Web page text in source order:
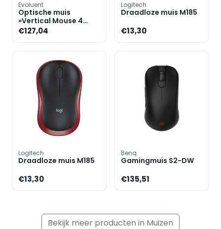
Evoluent
Optische muis
»Vertical Mouse 4
Wireless«
€127,04
Logitech
Draadloze muis M185
€13,30
Logitech
Draadloze muis M185
€13,30
Benq
Gamingmuis S2-DW
€135,51
Bekijk meer producten in Muizen